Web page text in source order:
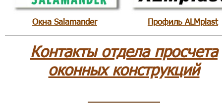
Окна Salamander Профиль ALMplast
Контакты отдела просчета
оконных конструкций